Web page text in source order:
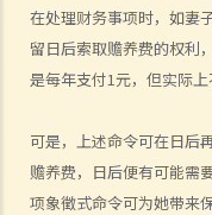
在处理财务事项时，如妻
留日后索取赡养费的权利
是每年支付1元，但实际上
可是，上述命令可在日后
赡养费，日后便有可能需
项象徵式命令可为她带来
A. 在香港结婚的条件
B. 结婚登记程序
C. 婚姻的有效性
D. 《婚姻条例》下的罪行
E. 婚姻协议书
A. 婚姻协议书的法律地位